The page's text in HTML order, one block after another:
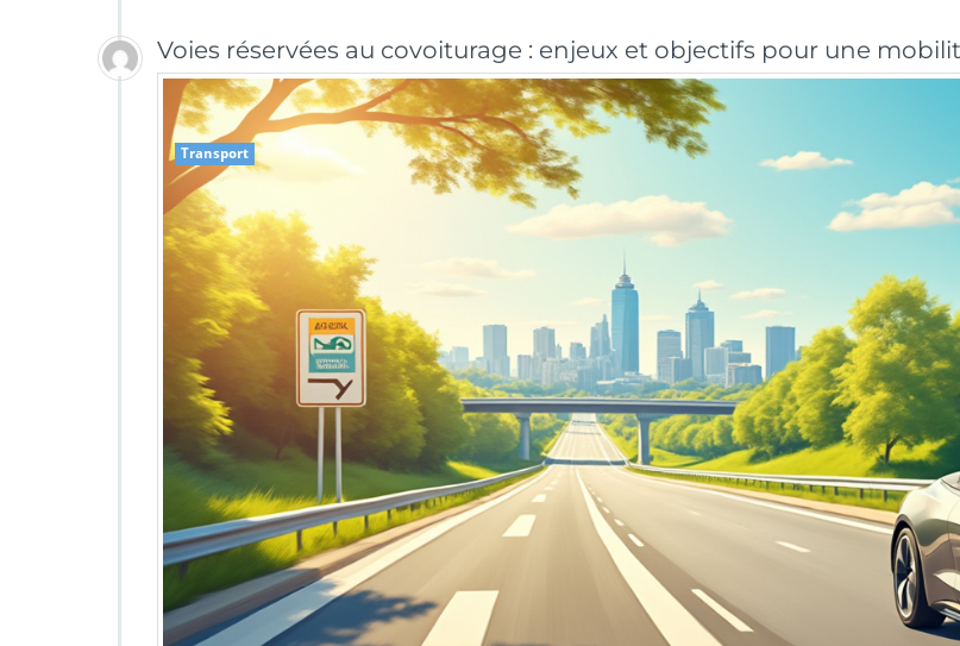
Voies réservées au covoiturage : enjeux et objectifs pour une
Transport